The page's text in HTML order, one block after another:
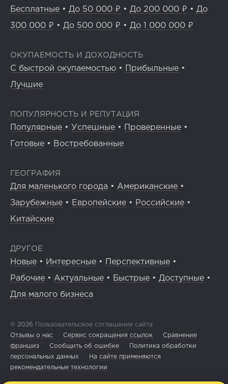
Бесплатные • До 50 000 ₽ • До 200 000 ₽ • До
300 000 ₽ • До 500 000 ₽ • До 1 000 000 ₽
ОКУПАЕМОСТЬ И ДОХОДНОСТЬ
С быстрой окупаемостью • Прибыльные •
Лучшие
ПОПУЛЯРНОСТЬ И РЕПУТАЦИЯ
Популярные • Успешные • Проверенные •
Готовые • Востребованные
ГЕОГРАФИЯ
Для маленького города • Американские •
Зарубежные • Европейские • Российские •
Китайские
ДРУГОЕ
Новые • Интересные • Перспективные •
Рабочие • Актуальные • Быстрые • Доступные •
Для малого бизнеса
© 2026 Пользовательское соглашение сайта
Отзывы о нас
Сервис сокращения ссылок
Сравнение
франшиз
Сообщить об ошибке
Политика обработки
персональных данных
На сайте применяются
рекомендательные технологии